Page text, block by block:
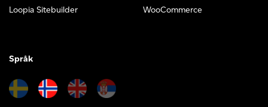
Loopia Sitebuilder
WooCommerce
Språk